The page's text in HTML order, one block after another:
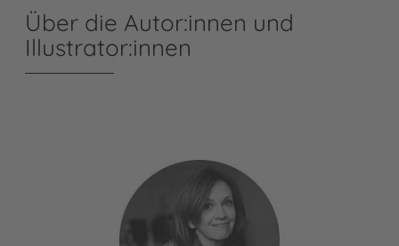
Über die Autor:innen und
Illustrator:innen